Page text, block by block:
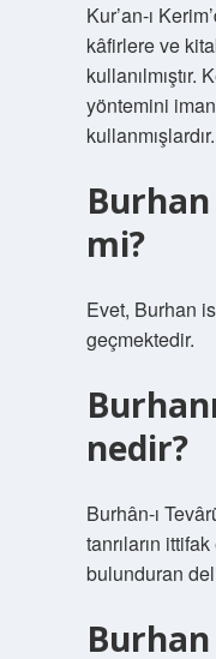
Kur’an-ı
kâfirlere ve
yöntemini
kullanmışlardır.
Burhan
mi?
Evet, Burhan
geçmektedir.
nedir?
Burhân-ı
tanrıların
bulunduran